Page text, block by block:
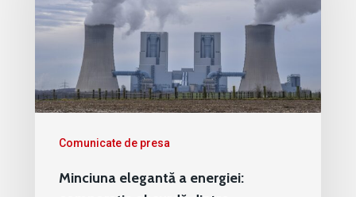
Comunicate de presa
Minciuna elegantă a energiei: